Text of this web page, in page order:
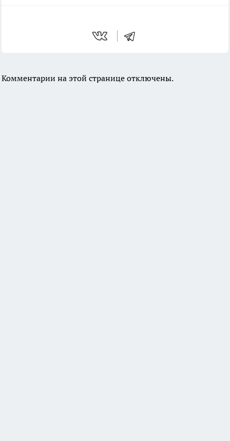
Комментарии на этой странице отключены.